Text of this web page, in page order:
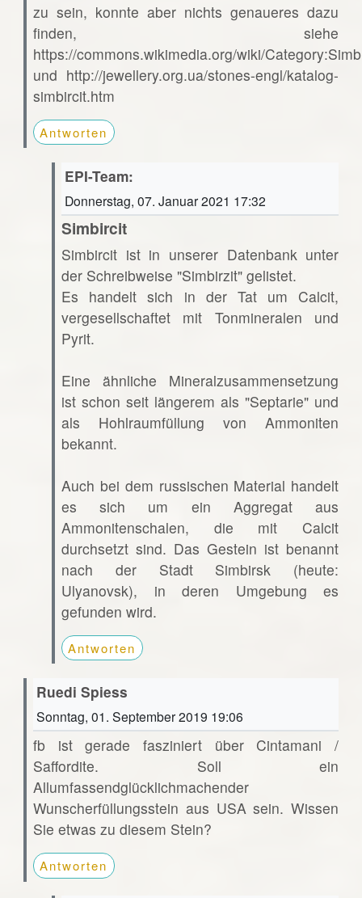
zu sein, konnte aber nichts genaueres dazu
finden, siehe
https://commons.wikimedia.org/wiki/
und http://jewellery.org.ua/stones-engl/katalog-
simbircit.htm
Antworten
EPI-Team:
Donnerstag, 07. Januar 2021 17:32
Simbircit
Simbircit ist in unserer Datenbank unter
der Schreibweise "Simbirzit" gelistet.
Es handelt sich in der Tat um Calcit,
vergesellschaftet mit Tonmineralen und
Pyrit.
Eine ähnliche Mineralzusammensetzung
ist schon seit längerem als "Septarie" und
als Hohlraumfüllung von Ammoniten
bekannt.
Auch bei dem russischen Material handelt
es sich um ein Aggregat aus
Ammonitenschalen, die mit Calcit
durchsetzt sind. Das Gestein ist benannt
nach der Stadt Simbirsk (heute:
Ulyanovsk), in deren Umgebung es
gefunden wird.
Antworten
Ruedi Spiess
Sonntag, 01. September 2019 19:06
fb ist gerade fasziniert über Cintamani /
Saffordite. Soll ein
Allumfassendglücklichmachender
Wunscherfüllungsstein aus USA sein. Wissen
Sie etwas zu diesem Stein?
Antworten